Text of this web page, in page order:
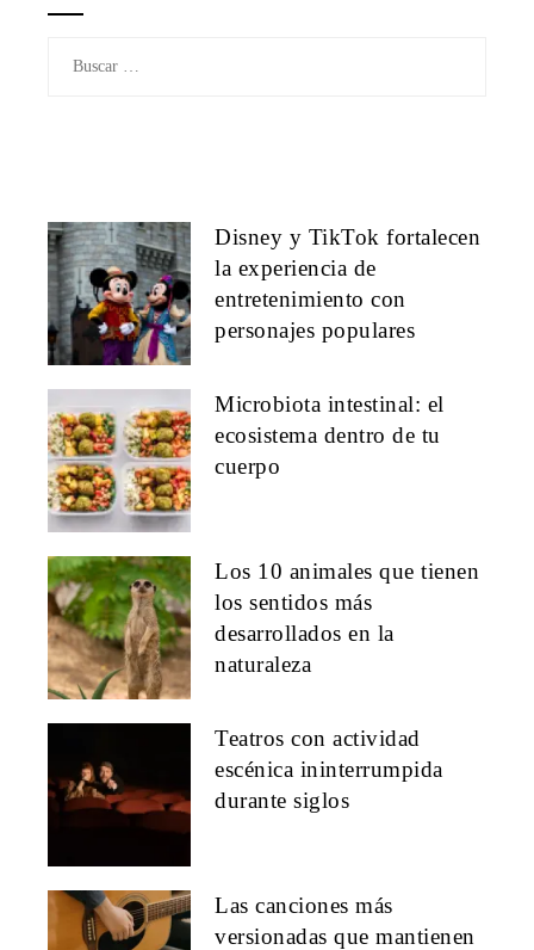
Disney y TikTok fortalecen
la experiencia de
entretenimiento con
personajes populares
Microbiota intestinal: el
ecosistema dentro de tu
cuerpo
Los 10 animales que tienen
los sentidos más
desarrollados en la
naturaleza
Teatros con actividad
escénica ininterrumpida
durante siglos
Las canciones más
versionadas que mantienen